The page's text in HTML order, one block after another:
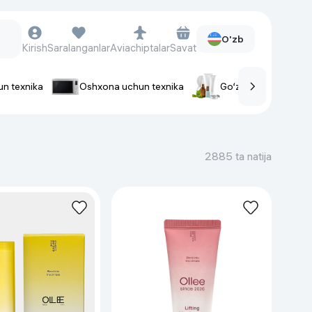
Fitnes-brasletlar
Foto apparatlari va Video-
kameralar
Fotoapparatlari
KirishSaralanganlarAviachiptalarSavat
O'zb
texnika Oshxona uchun texnika Go‘zallik va parvarish
2885 ta natija